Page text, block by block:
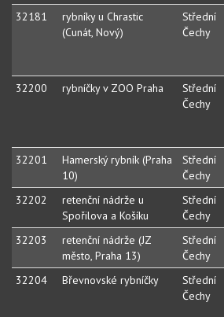
32181
rybníky u Chrastic
(Cunát, Nový)
Střední
Čechy
32200
rybníčky v ZOO Praha
Střední
Čechy
32201
Hamerský rybník (Praha
10)
Střední
Čechy
32202
retenční nádrže u
Spořilova a Košíku
Střední
Čechy
32203
retenční nádrže (JZ
město, Praha 13)
Střední
Čechy
32204
Břevnovské rybníčky
Střední
Čechy